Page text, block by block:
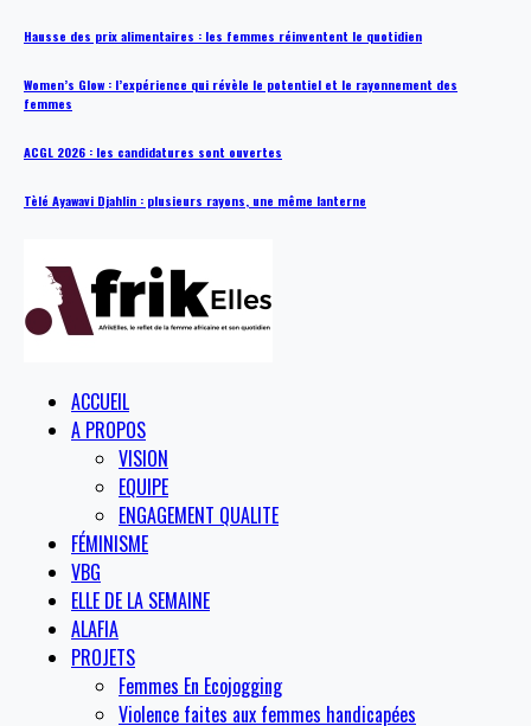
Hausse des prix alimentaires : les femmes réinventent le quotidien
Women’s Glow : l’expérience qui révèle le potentiel et le rayonnement des
femmes
ACGL 2026 : les candidatures sont ouvertes
Tèlé Ayawavi Djahlin : plusieurs rayons, une même lanterne
ACCUEIL
A PROPOS
VISION
EQUIPE
ENGAGEMENT QUALITE
FÉMINISME
VBG
ELLE DE LA SEMAINE
ALAFIA
PROJETS
Femmes En Ecojogging
Violence faites aux femmes handicapées